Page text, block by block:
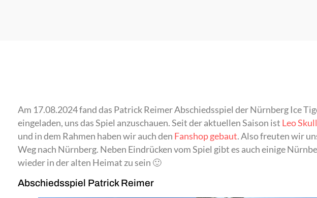
Am 17.08.2024 fand das Patrick Reimer Abschiedsspiel der Nürnberg Ice
eingeladen, uns das Spiel anzuschauen. Seit der aktuellen Saison ist Leo Skull
und in dem Rahmen haben wir auch den Fanshop gebaut. Also freuten wir
Weg nach Nürnberg. Neben Eindrücken vom Spiel gibt es auch einige
wieder in der alten Heimat zu sein 🙂
Abschiedsspiel Patrick Reimer